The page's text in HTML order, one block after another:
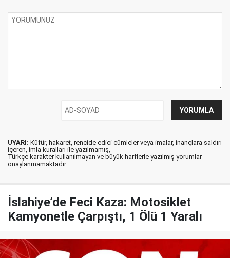
UYARI: Küfür, hakaret, rencide edici cümleler veya imalar, inançlara saldırı
içeren, imla kuralları ile yazılmamış,
Türkçe karakter kullanılmayan ve büyük harflerle yazılmış yorumlar
onaylanmamaktadır.
İslahiye’de Feci Kaza: Motosiklet
Kamyonetle Çarpıştı, 1 Ölü 1 Yaralı